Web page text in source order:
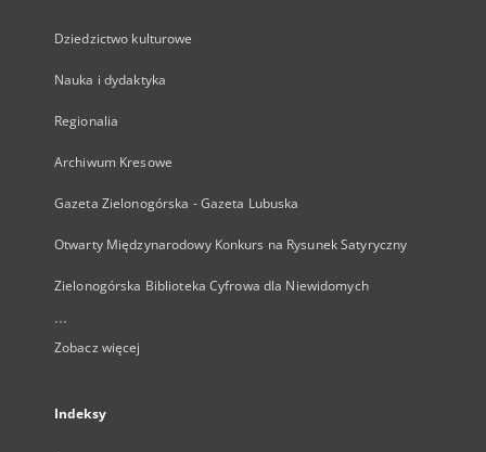
Dziedzictwo kulturowe
Nauka i dydaktyka
Regionalia
Archiwum Kresowe
Gazeta Zielonogórska - Gazeta Lubuska
Otwarty Międzynarodowy Konkurs na Rysunek Satyryczny
Zielonogórska Biblioteka Cyfrowa dla Niewidomych
...
Zobacz więcej
Indeksy